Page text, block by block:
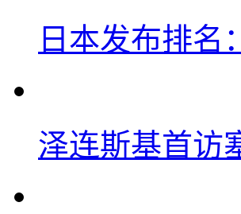
日本发布排名
泽连斯基首访